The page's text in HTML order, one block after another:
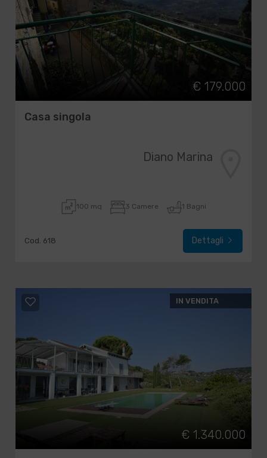
€ 179.000
Casa singola
Diano Marina
100 mq 3 Camere 1 Bagni
Cod. 618 Dettagli
IN VENDITA
€ 1.340.000